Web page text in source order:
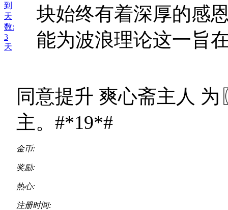
到
天
数:
3
天
块始终有着深厚的感
能为波浪理论这一旨
同意提升 爽心斋主人
主。#*19*#
金币:
奖励:
热心:
注册时间: